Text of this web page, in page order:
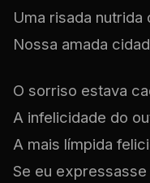
Uma risada nutrida
Nossa amada
O sorriso estava
A infelicidade do
A mais límpida
Se eu